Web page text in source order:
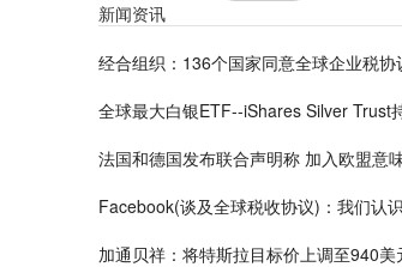
新闻资讯
经合组织：136个国家同意全球企业税协
全球最大白银ETF--iShares Silver Trust
法国和德国发布联合声明称 加入欧盟意
Facebook(谈及全球税收协议)：我们认
加通贝祥：将特斯拉目标价上调至940